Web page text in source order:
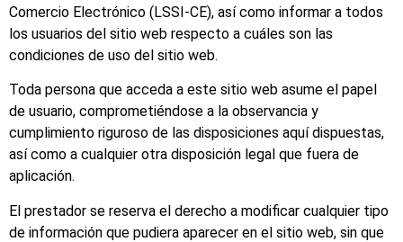
Comercio Electrónico (LSSI-CE), así como informar a todos
los usuarios del sitio web respecto a cuáles son las
condiciones de uso del sitio web.
Toda persona que acceda a este sitio web asume el papel
de usuario, comprometiéndose a la observancia y
cumplimiento riguroso de las disposiciones aquí dispuestas,
así como a cualquier otra disposición legal que fuera de
aplicación.
El prestador se reserva el derecho a modificar cualquier tipo
de información que pudiera aparecer en el sitio web, sin que